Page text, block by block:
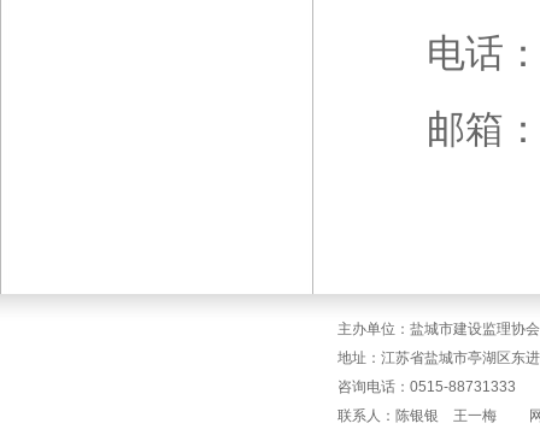
电话：
邮箱：
主办单位：盐城市建设监理协
地址：江苏省盐城市亭湖区东
咨询电话：0515-
联系人：陈银银 王一梅